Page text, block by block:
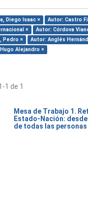
Diego Isaac × Autor: Castro
×
Autor: Córdova
Pedro ×
Autor: Anglés
Alejandro ×
1 de 1
Mesa de Trabajo 1.
Estado-Nación:
de todas las personas